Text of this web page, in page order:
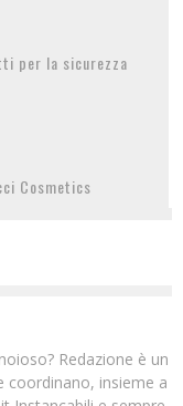
per la sicurezza
Cosmetics
Redazione è un
coordinano, insieme a